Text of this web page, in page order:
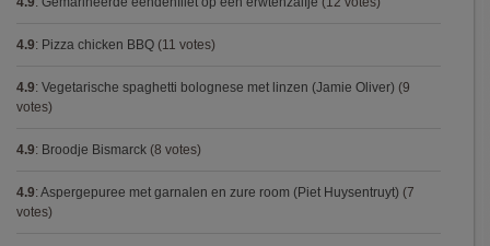
4.9: Pizza chicken BBQ (11 votes)
4.9: Vegetarische spaghetti bolognese met linzen (Jamie Oliver) (9
votes)
4.9: Broodje Bismarck (8 votes)
4.9: Aspergepuree met garnalen en zure room (Piet Huysentruyt) (7
votes)